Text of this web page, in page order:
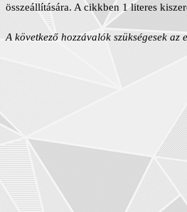
összeállítására. A cikkben 1 literes
A következő hozzávalók szükségesek az